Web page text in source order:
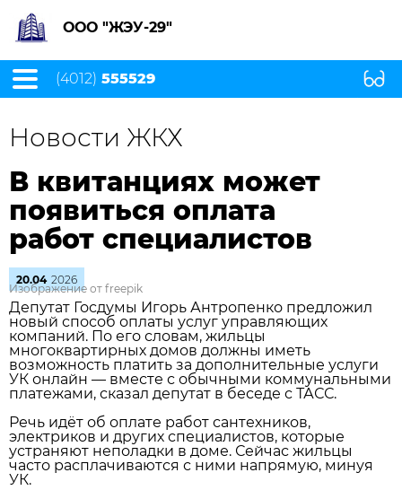
ООО "ЖЭУ-29"
(4012) 555529
Новости ЖКХ
В квитанциях может
появиться оплата
работ специалистов
20.04 2026
Изображение от freepik
Депутат Госдумы Игорь Антропенко предложил
новый способ оплаты услуг управляющих
компаний. По его словам, жильцы
многоквартирных домов должны иметь
возможность платить за дополнительные услуги
УК онлайн — вместе с обычными коммунальными
платежами, сказал депутат в беседе с ТАСС.
Речь идёт об оплате работ сантехников,
электриков и других специалистов, которые
устраняют неполадки в доме. Сейчас жильцы
часто расплачиваются с ними напрямую, минуя
УК.